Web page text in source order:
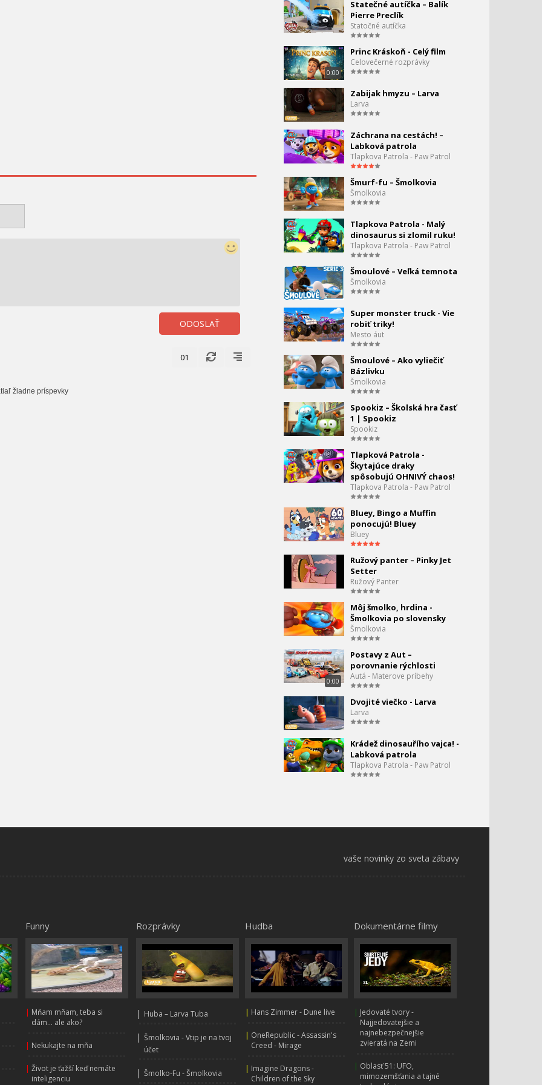
2:08
119.
Angry Birds 2 - ukážka z
filmu
Angry Birds - S2 E24 -
Bombina
Ako vyzerá slovenský
dabing Angry Birds 2?
Angry Birds Markerspace -
Schovávačka
Angry Birds Toons - S2 Ep
26 - Epic Sax Off
Prvý level
Angry Birds Slingshot 2 -
Starstruck
Party
Angry Birds - Slingshot
prasiat vysvetlené
Angry Birds - Slingshot
Stories - TNT
Angry Birds Slingshot
stories - 6 - Popcorn
Anry Birds Slingshot
Stories - EP7 - Prasatá
budú lietať
Angry Birds - Slingshot
stories - Vesmír
Angry Birds Toons - S3 E1 -
Kráľovská krádež
Angry Birds Toons - S3 E2 -
Zlé vlasy
Stories - stavba
Angry Birds Toons 3 - 3 -
Golditrotters
Stories - Test presnosti
Angry Birds Toons - S3EP4 -
Dingerydork
Angry Birds Bubble
Trouble - 1-5
Trouble - 11-15
Angry Birds Bubble
Trouble - 16 Blízke
Angry Birds Bubble
Trouble - 17 Teplota
Angry Birds Bubble
Trouble - 18 Hore a dosť
ODOSLAŤ
01
žiadne príspevky
Statečné autíčka – Balík
Pierre Preclík
Statočné autíčka
0:00
Princ Kráskoň - Celý film
Celovečerné rozprávky
Zabijak hmyzu – Larva
Larva
Záchrana na cestách! –
Labková patrola
Tlapkova Patrola - Paw Patrol
Šmurf-fu – Šmolkovia
Šmolkovia
Tlapkova Patrola - Malý
dinosaurus si zlomil ruku!
Tlapkova Patrola - Paw Patrol
Šmoulové – Veľká temnota
Šmolkovia
Super monster truck - Vie
robiť triky!
Mesto áut
Šmoulové – Ako vyliečiť
Bázlivku
Šmolkovia
Spookiz – Školská hra časť
1 | Spookiz
Spookiz
Tlapková Patrola -
Škytajúce draky
spôsobujú OHNIVÝ chaos!
Tlapkova Patrola - Paw Patrol
Bluey, Bingo a Muffin
ponocujú! Bluey
Bluey
Ružový panter – Pinky Jet
Setter
Ružový Panter
Môj šmolko, hrdina -
Šmolkovia po slovensky
Šmolkovia
0:00
Postavy z Aut –
porovnanie rýchlosti
Autá - Materove príbehy
Dvojité viečko - Larva
Larva
Krádež dinosauřího vajca! -
Labková patrola
Tlapkova Patrola - Paw Patrol
vaše novinky zo sveta zábavy
Funny
| Mňam mňam, teba si
dám... ale ako?
| Nekukajte na mňa
| Život je ťažší keď nemáte
inteligenciu
Rozprávky
| Huba – Larva Tuba
| Šmolkovia - Vtip je na tvoj
účet
| Šmolko-Fu - Šmolkovia
Hudba
| Hans Zimmer - Dune live
| OneRepublic - Assassin's
Creed - Mirage
| Imagine Dragons -
Children of the Sky
Dokumentárne filmy
| Jedovaté tvory -
Najjedovatejšie a
najnebezpečnejšie
zvieratá na Zemi
| Oblasť 51: UFO,
mimozemšťania a tajné